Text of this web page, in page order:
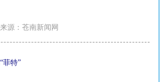
来源：苍南新闻网
菲特”